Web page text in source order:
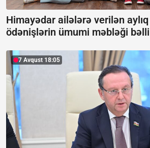
Himayədar ailələrə verilən
ödənişlərin ümumi məbləği
7 Avqust 18:05